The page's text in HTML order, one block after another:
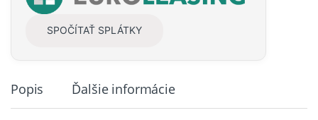
SPOČÍTAŤ SPLÁTKY
Popis Ďalšie informácie